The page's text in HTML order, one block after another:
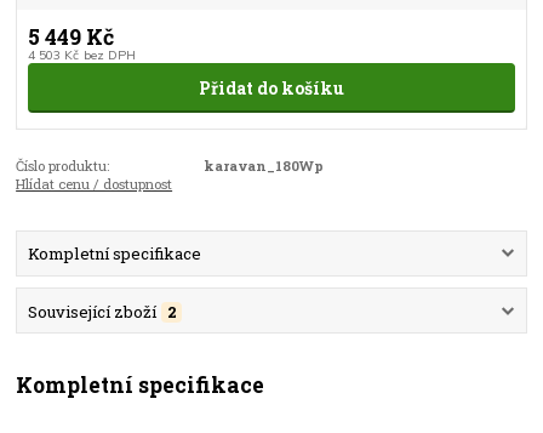
5 449 Kč
4 503 Kč bez DPH
Přidat do košíku
Číslo produktu:
karavan_180Wp
Hlídat cenu / dostupnost
Kompletní specifikace
Související zboží 2
Kompletní specifikace